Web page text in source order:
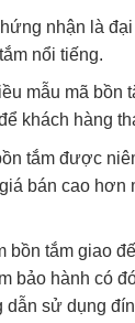
nhận là
nổi tiếng.
mẫu mã bồn
khách hàng
tắm được
bán cao hơn
bồn tắm giao
bảo hành có
dẫn sử dụng